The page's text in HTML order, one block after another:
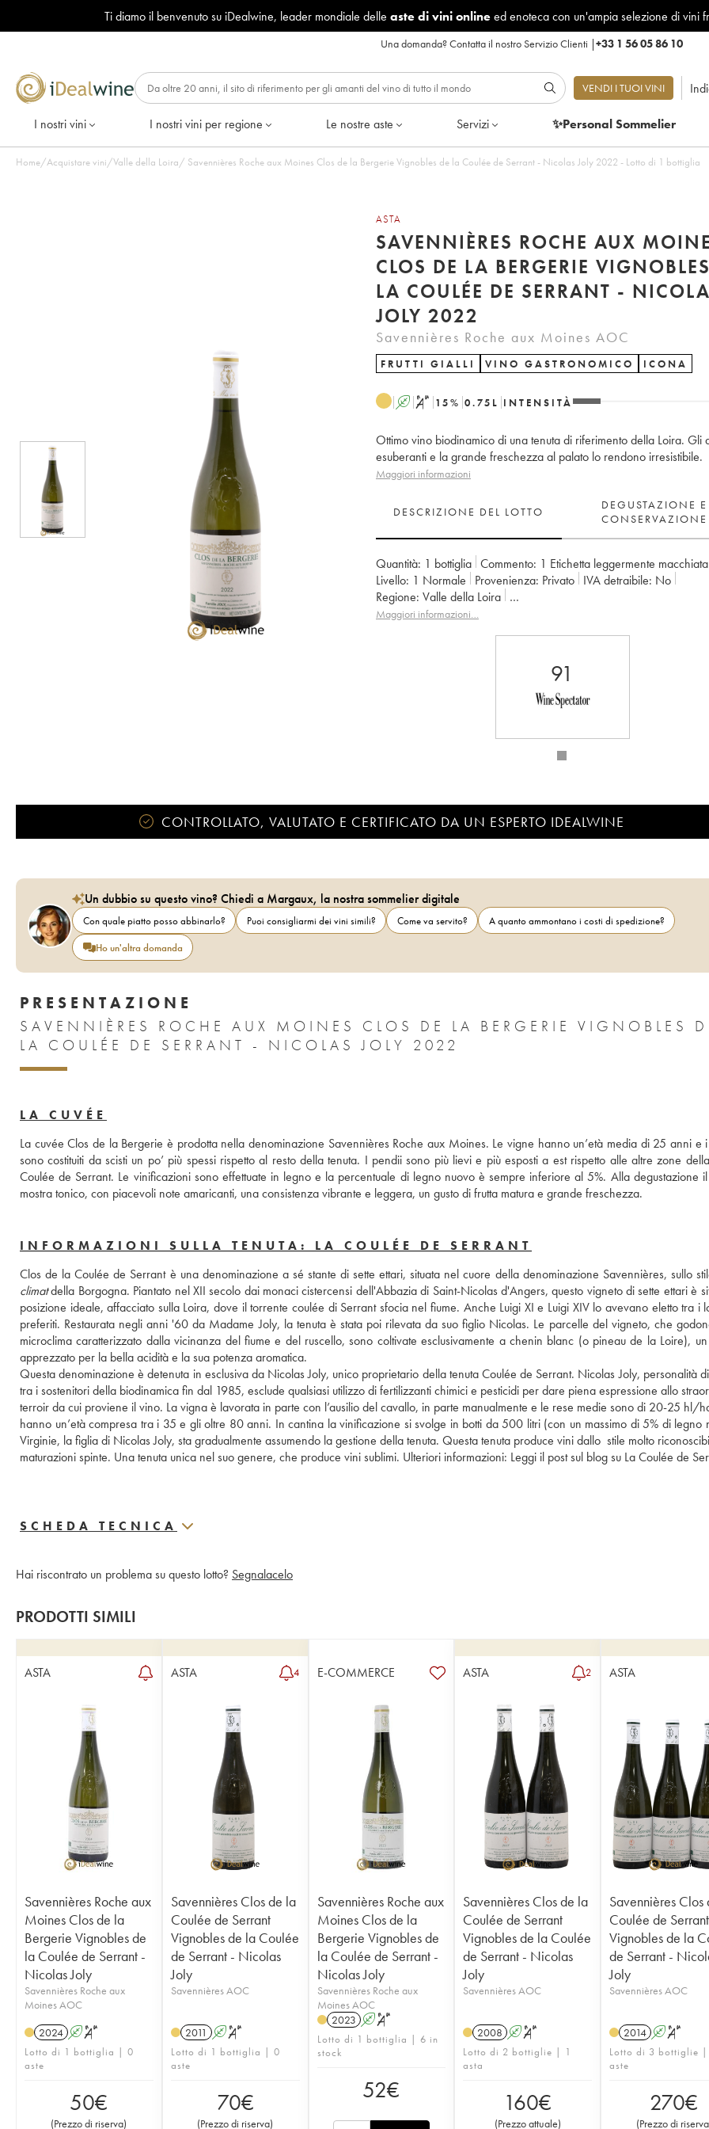
Ti diamo il benvenuto su iDealwine, leader mondiale delle aste di vini onlineed enoteca con un'ampia selezione di vini
Una domanda?Contatta il nostro Servizio Clienti |+33 1 56 05 86 10
VENDI I TUOI VINI
I nostri vini I nostri vini per regione Le nostre aste Servizi ✨Personal Sommelier
Home/Acquistare vini/Valle della Loira/ Savennières Roche aux Moines Clos de la Bergerie Vignobles de la Coulée de Serrant - Nicolas Joly 2022 - Lotto di 1 bottiglia
ASTA
SAVENNIÈRES ROCHE AUX
CLOS DE LA BERGERIE
LA COULÉE DE SERRANT -
JOLY 2022
Savennières Roche aux Moines AOC
FRUTTI GIALLI VINO GASTRONOMICO ICONA
A S 15% 0.75 L INTENSITÀ
Ottimo vino biodinamico di una tenuta di riferimento della Loira. Gli
esuberanti e la grande freschezza al palato lo rendono irresistibile.
Maggiori informazioni
DESCRIZIONE DEL LOTTO
DEGUSTAZIONE E
CONSERVAZIONE
Quantità: 1 bottiglia Commento: 1 Etichetta leggermente macchiata
Livello: 1 Normale Provenienza: privato IVA detraibile:
no
Regione:
Valle della Loira
Denominazione: Savennières Roche aux Moines
Maggiori informazioni…
91
CONTROLLATO, VALUTATO E CERTIFICATO DA UN ESPERTO IDEALWINE
Un dubbio su questo vino? Chiedi a Margaux, la nostra sommelier digitale
Con quale piatto posso abbinarlo? Puoi consigliarmi dei vini simili? Come va servito?
A quanto ammontano i costi di spedizione?
Ho un'altra domanda
PRESENTAZIONE
SAVENNIÈRES ROCHE AUX MOINES CLOS DE LA BERGERIE VIGNOBLES
LA COULÉE DE SERRANT - NICOLAS JOLY 2022
LA CUVÉE
La cuvée Clos de la Bergerie è prodotta nella denominazione Savennières Roche aux Moines. Le vigne hanno un’età media di 25 anni e
sono costituiti da scisti un po’ più spessi rispetto al resto della tenuta. I pendii sono più lievi e più esposti a est rispetto alle altre zone
Coulée de Serrant. Le vinificazioni sono effettuate in legno e la percentuale di legno nuovo è sempre inferiore al 5%. Alla degustazione
mostra tonico, con piacevoli note amaricanti, una consistenza vibrante e leggera, un gusto di frutta matura e grande freschezza.
INFORMAZIONI SULLA TENUTA: LA COULÉE DE SERRANT
climat della Borgogna. Piantato nel XII secolo dai monaci cistercensi dell'Abbazia di Saint-Nicolas d'Angers, questo vigneto di sette ettari è
posizione ideale, affacciato sulla Loira, dove il torrente coulée di Serrant sfocia nel fiume. Anche Luigi XI e Luigi XIV lo avevano eletto tra i
preferiti. Restaurata negli anni '60 da Madame Joly, la tenuta è stata poi rilevata da suo figlio Nicolas. Le parcelle del vigneto, che
microclima caratterizzato dalla vicinanza del fiume e del ruscello, sono coltivate esclusivamente a chenin blanc (o pineau de la Loire),
apprezzato per la bella acidità e la sua potenza aromatica.
Questa denominazione è detenuta in esclusiva da Nicolas Joly, unico proprietario della tenuta Coulée de Serrant. Nicolas Joly, personalità
tra i sostenitori della biodinamica fin dal 1985, esclude qualsiasi utilizzo di fertilizzanti chimici e pesticidi per dare piena espressione allo
terroir da cui proviene il vino. La vigna è lavorata in parte con l’ausilio del cavallo, in parte manualmente e le rese medie sono di 20-25 hl/
hanno un’età compresa tra i 35 e gli oltre 80 anni. In cantina la vinificazione si svolge in botti da 500 litri (con un massimo di 5% di legno
Virginie, la figlia di Nicolas Joly, sta gradualmente assumendo la gestione della tenuta. Questa tenuta produce vini dallo  stile molto
maturazioni spinte. Una tenuta unica nel suo genere, che produce vini sublimi. Ulteriori informazioni: Leggi il post sul blog su La Coulée de
SCHEDA TECNICA
Hai riscontrato un problema su questo lotto? Segnalacelo
PRODOTTI SIMILI
ASTA
Savennières Roche aux
Moines Clos de la
Bergerie Vignobles de
la Coulée de Serrant -
Nicolas Joly
Savennières Roche aux
Moines AOC
2024 A S
Lotto di 1 bottiglia | 0
aste
50€
(Prezzo di riserva)
ASTA 4
Savennières Clos de la
Coulée de Serrant
Vignobles de la Coulée
de Serrant - Nicolas
Joly
Savennières AOC
2011 A S
Lotto di 1 bottiglia | 0
aste
70€
(Prezzo di riserva)
E-COMMERCE
Savennières Roche aux
Moines Clos de la
Bergerie Vignobles de
la Coulée de Serrant -
Nicolas Joly
Savennières Roche aux
Moines AOC
2023 A S
Lotto di 1 bottiglia | 6 in
stock
52€
ASTA 2
Savennières Clos de la
Coulée de Serrant
Vignobles de la Coulée
de Serrant - Nicolas
Joly
Savennières AOC
2008 A S
Lotto di 2 bottiglie | 1
asta
160€
(Prezzo attuale)
ASTA
Savennières Clos
Coulée de Serrant
Vignobles de la
de Serrant -
Joly
Savennières AOC
2014 A S
Lotto di 3 bottiglie
aste
270€
(Prezzo di riserva